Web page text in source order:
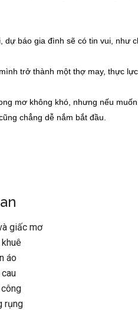
dự báo gia đình sẽ có tin vui, như
trở thành một thợ may, thực
mơ không khó, nhưng nếu
chẳng dễ nắm bắt đầu.
giấc mơ
áo
rụng